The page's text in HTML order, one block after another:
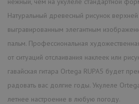
Натуральный древесный рисунок
выгравированным элегантным
пальм. Профессиональная
от ситуаций отслаивания наклеек или
гавайская гитара Ortega RUPA5 будет
радовать вас долгие годы. Укулеле
летнее настроение в любую погоду.